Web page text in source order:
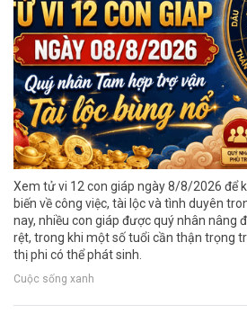
Xem tử vi 12 con giáp ngày 8/8/2026 để
biến về công việc, tài lộc và tình duyên
nay, nhiều con giáp được quý nhân nâng
rệt, trong khi một số tuổi cần thận trọng
thị phi có thể phát sinh.
Cuộc sống xanh